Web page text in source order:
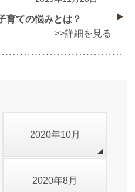
育ての悩みとは？
>>詳細を見る
2020年10月
2020年8月